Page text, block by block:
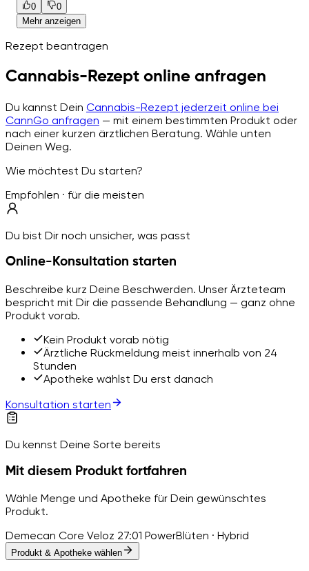
0
0
Mehr anzeigen
Rezept beantragen
Cannabis-Rezept online anfragen
Du kannst Dein Cannabis-Rezept jederzeit online bei
CannGo anfragen — mit einem bestimmten Produkt oder
nach einer kurzen ärztlichen Beratung. Wähle unten
Deinen Weg.
Wie möchtest Du starten?
Empfohlen · für die meisten
Du bist Dir noch unsicher, was passt
Online-Konsultation starten
Beschreibe kurz Deine Beschwerden. Unser Ärzteteam
bespricht mit Dir die passende Behandlung — ganz ohne
Produkt vorab.
Kein Produkt vorab nötig
Ärztliche Rückmeldung meist innerhalb von 24
Stunden
Apotheke wählst Du erst danach
Konsultation starten
Du kennst Deine Sorte bereits
Mit diesem Produkt fortfahren
Wähle Menge und Apotheke für Dein gewünschtes
Produkt.
Demecan Core Veloz 27:01 PowerBlüten · Hybrid
Produkt & Apotheke wählen